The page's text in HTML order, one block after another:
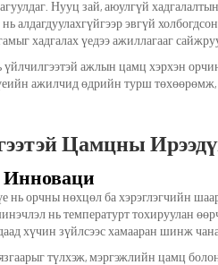
Нууц зай, аюулгүй
алдагдуулахгүйгээр эвгүй
хадгалах үедээ ажиллагааг
үйлчилгээтэй ажлын цамц хэрхэн
ажилчид өдрийн турш төхөөрөмж,
Цамцны
Инноваци
орчны нөхцөл ба хэрэглэгчийн
нь температурт тохируулан
хүчин зүйлсээс хамааран шинж
түлхэж, мэргэжлийн цамц